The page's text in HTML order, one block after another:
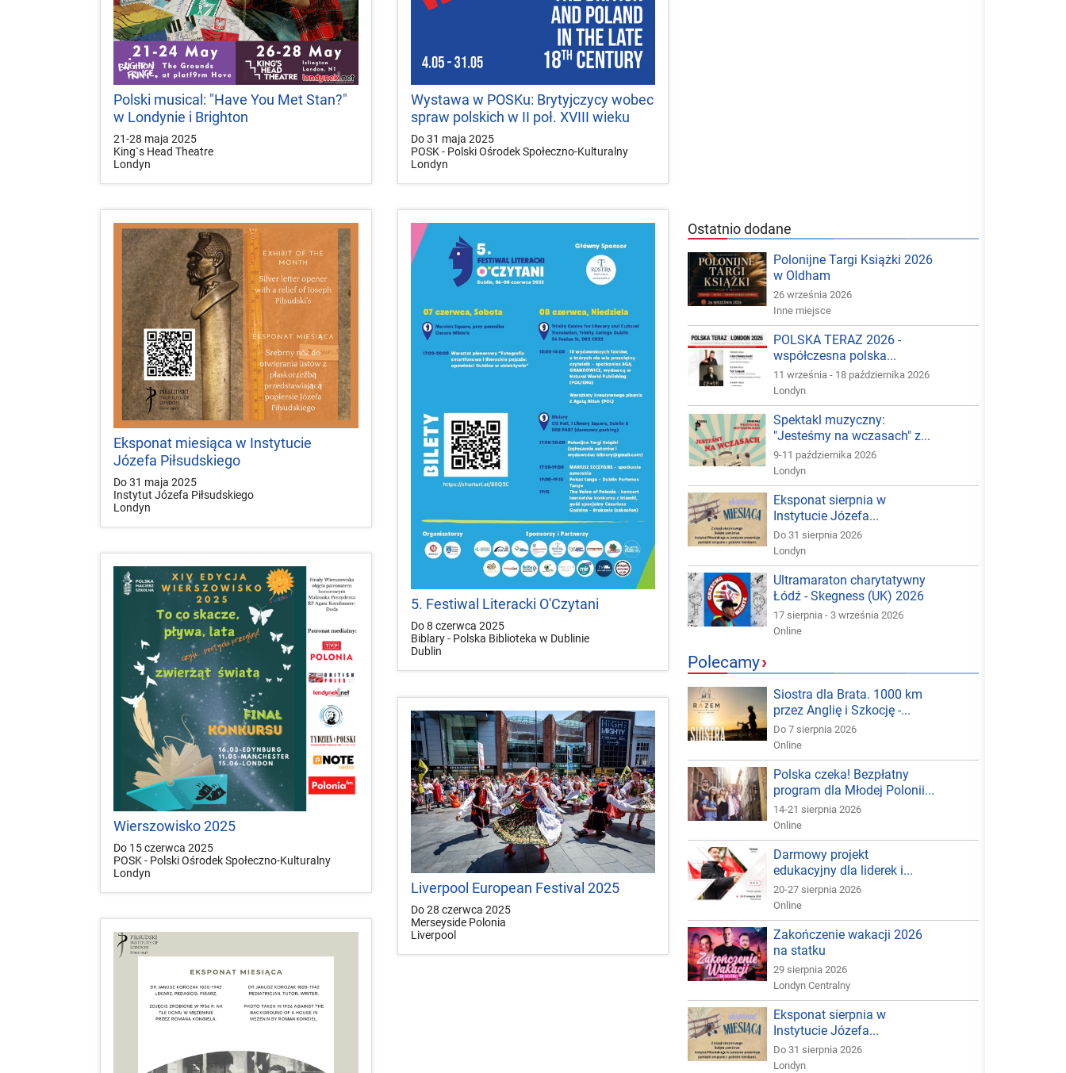
Polski musical: "Have You Met Stan?"
w Londynie i Brighton
21-28 maja 2025
King`s Head Theatre
Londyn
Wystawa w POSKu: Brytyjczycy wobec
spraw polskich w II poł. XVIII wieku
Do 31 maja 2025
POSK - Polski Ośrodek Społeczno-Kulturalny
Londyn
Eksponat miesiąca w Instytucie
Józefa Piłsudskiego
Do 31 maja 2025
Instytut Józefa Piłsudskiego
Londyn
5. Festiwal Literacki O'Czytani
Do 8 czerwca 2025
Biblary - Polska Biblioteka w Dublinie
Dublin
Wierszowisko 2025
Do 15 czerwca 2025
POSK - Polski Ośrodek Społeczno-Kulturalny
Londyn
Liverpool European Festival 2025
Do 28 czerwca 2025
Merseyside Polonia
Liverpool
Ostatnio dodane
Polonijne Targi Książki 2026
w Oldham
26 września 2026
Inne miejsce
POLSKA TERAZ 2026 -
współczesna polska...
11 września - 18 października 2026
Londyn
Spektakl muzyczny:
"Jesteśmy na wczasach" z...
9-11 października 2026
Londyn
Eksponat sierpnia w
Instytucie Józefa...
Do 31 sierpnia 2026
Londyn
Ultramaraton charytatywny
Łódź - Skegness (UK) 2026
17 sierpnia - 3 września 2026
Online
Polecamy›
Siostra dla Brata. 1000 km
przez Anglię i Szkocję -...
Do 7 sierpnia 2026
Online
Polska czeka! Bezpłatny
program dla Młodej Polonii...
14-21 sierpnia 2026
Online
Darmowy projekt
edukacyjny dla liderek i...
20-27 sierpnia 2026
Online
Zakończenie wakacji 2026
na statku
29 sierpnia 2026
Londyn Centralny
Eksponat sierpnia w
Instytucie Józefa...
Do 31 sierpnia 2026
Londyn